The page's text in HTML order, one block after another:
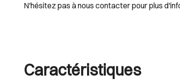
N'hésitez pas à nous contacter pour plus
Caractéristiques